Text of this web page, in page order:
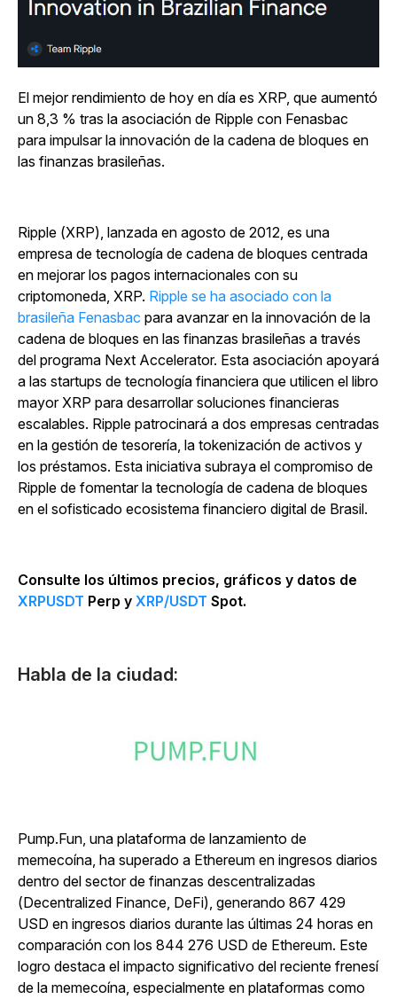
El mejor rendimiento de hoy en día es XRP, que aumentó
un 8,3 % tras la asociación de Ripple con Fenasbac
para impulsar la innovación de la cadena de bloques en
las finanzas brasileñas.
Ripple (XRP), lanzada en agosto de 2012, es una
empresa de tecnología de cadena de bloques centrada
en mejorar los pagos internacionales con su
criptomoneda, XRP. Ripple se ha asociado con la
brasileña Fenasbac para avanzar en la innovación de la
cadena de bloques en las finanzas brasileñas a través
del programa Next Accelerator. Esta asociación apoyará
a las startups de tecnología financiera que utilicen el libro
mayor XRP para desarrollar soluciones financieras
escalables. Ripple patrocinará a dos empresas centradas
en la gestión de tesorería, la tokenización de activos y
los préstamos. Esta iniciativa subraya el compromiso de
Ripple de fomentar la tecnología de cadena de bloques
en el sofisticado ecosistema financiero digital de Brasil.
Consulte los últimos precios, gráficos y datos de
XRPUSDT Perp y XRP/USDT Spot.
Habla de la ciudad:
Pump.Fun, una plataforma de lanzamiento de
memecoína, ha superado a Ethereum en ingresos diarios
dentro del sector de finanzas descentralizadas
(Decentralized Finance, DeFi), generando 867 429
USD en ingresos diarios durante las últimas 24 horas en
comparación con los 844 276 USD de Ethereum. Este
logro destaca el impacto significativo del reciente frenesí
de la memecoína, especialmente en plataformas como